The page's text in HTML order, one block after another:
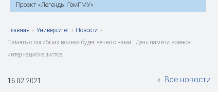
Проект «Легенды ГомГМУ»
Главная › Университет › Новости ›
Память о погибших воинах будет вечно с нами...День памяти воинов-
интернационалистов
16.02.2021 Все новости